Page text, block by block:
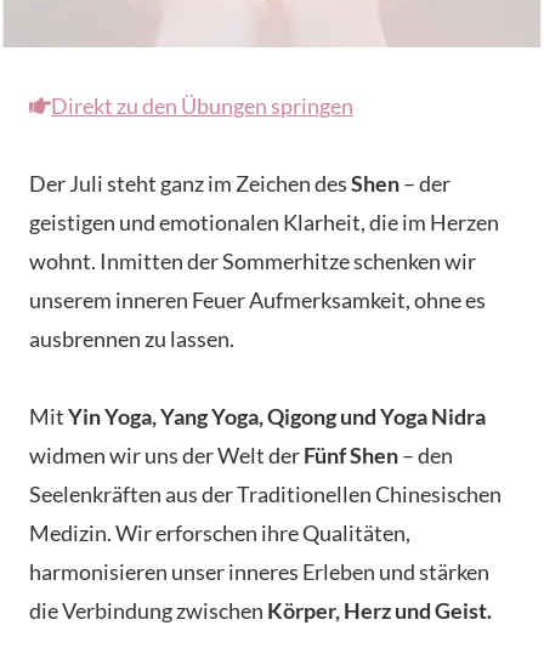
Direkt zu den Übungen springen
Der Juli steht ganz im Zeichen desShen– der
geistigen und emotionalen Klarheit, die im Herzen
wohnt. Inmitten der Sommerhitze schenken wir
unserem inneren Feuer Aufmerksamkeit, ohne es
ausbrennen zu lassen.
MitYin Yoga, Yang Yoga, Qigong und Yoga Nidra
widmen wir uns der Welt derFünf Shen– den
Seelenkräften aus der Traditionellen Chinesischen
Medizin. Wir erforschen ihre Qualitäten,
harmonisieren unser inneres Erleben und stärken
die Verbindung zwischen Körper, Herz und Geist.